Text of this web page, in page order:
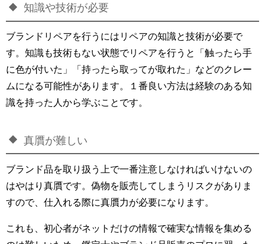
知識や技術が必要
ブランドリペアを行うにはリペアの知識と技術が必要で
す。知識も技術もない状態でリペアを行うと「触ったら手
に色が付いた」「持ったら取ってが取れた」などのクレー
ムになる可能性があります。１番良い方法は経験のある知
識を持った人から学ぶことです。
真贋が難しい
ブランド品を取り扱う上で一番注意しなければいけないの
はやはり真贋です。偽物を販売してしまうリスクがありま
すので、仕入れる際に真贋力が必要になります。
これも、初心者がネットだけの情報で確実な情報を集める